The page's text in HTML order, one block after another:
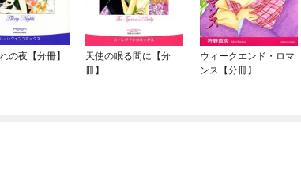
の夜【分冊】
天使の眠る間に【分
冊】
ウィークエンド・ロマ
ンス【分冊】